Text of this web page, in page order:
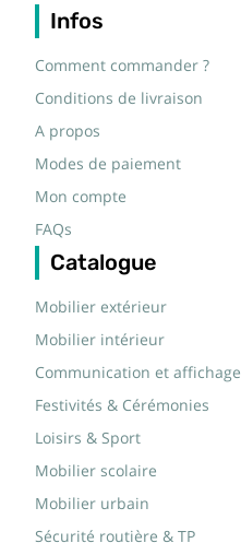
Infos
Comment commander ?
Conditions de livraison
A propos
Modes de paiement
Mon compte
FAQs
Catalogue
Mobilier extérieur
Mobilier intérieur
Communication et affichage
Festivités & Cérémonies
Loisirs & Sport
Mobilier scolaire
Mobilier urbain
Sécurité routière & TP